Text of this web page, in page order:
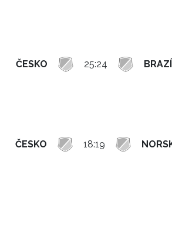
ČESKO 25:24
ČESKO 18:19